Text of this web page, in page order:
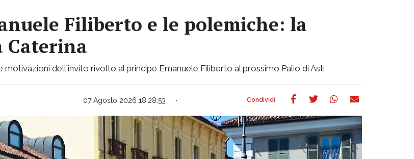
Filiberto e le polemiche: la
Caterina
motivazioni dell'invito rivolto al principe Emanuele Filiberto al prossimo Palio di Asti
07 Agosto 2026 18:28:53